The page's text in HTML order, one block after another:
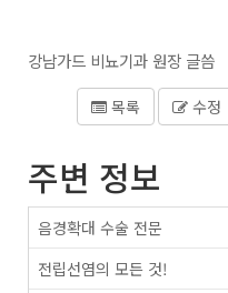
강남가드 비뇨기과 원장 글씀
목록 수정
주변 정보
음경확대 수술 전문
전립선염의 모든 것!